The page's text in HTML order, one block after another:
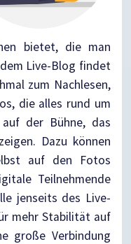
bietet, die man
Live-Blog findet
zum Nachlesen,
die alles rund um
der Bühne, das
Dazu können
auf den Fotos
Teilnehmende
jenseits des Live-
mehr Stabilität auf
große Verbindung